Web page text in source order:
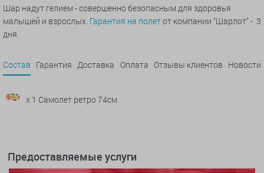
Шар надут гелием - совершенно безопасным для здоровья
малышей и взрослых. Гарантия на полетот компании "Шарлот" - 3
дня.
Состав Гарантия Доставка Оплата Отзывы клиентов Новости
x 1 Самолет ретро 74см
Предоставляемые услуги